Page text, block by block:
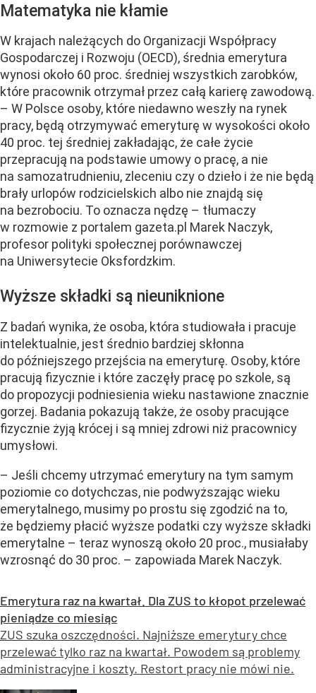
Matematyka nie kłamie
W krajach należących do Organizacji Współpracy
Gospodarczej i Rozwoju (OECD), średnia emerytura
wynosi około 60 proc. średniej wszystkich zarobków,
które pracownik otrzymał przez całą karierę zawodową.
– W Polsce osoby, które niedawno weszły na rynek
pracy, będą otrzymywać emeryturę w wysokości około
40 proc. tej średniej zakładając, że całe życie
przepracują na podstawie umowy o pracę, a nie
na samozatrudnieniu, zleceniu czy o dzieło i że nie będą
brały urlopów rodzicielskich albo nie znajdą się
na bezrobociu. To oznacza nędzę – tłumaczy
w rozmowie z portalem gazeta.pl Marek Naczyk,
profesor polityki społecznej porównawczej
na Uniwersytecie Oksfordzkim.
Wyższe składki są nieuniknione
Z badań wynika, że osoba, która studiowała i pracuje
intelektualnie, jest średnio bardziej skłonna
do późniejszego przejścia na emeryturę. Osoby, które
pracują fizycznie i które zaczęły pracę po szkole, są
do propozycji podniesienia wieku nastawione znacznie
gorzej. Badania pokazują także, że osoby pracujące
fizycznie żyją krócej i są mniej zdrowi niż pracownicy
umysłowi.
– Jeśli chcemy utrzymać emerytury na tym samym
poziomie co dotychczas, nie podwyższając wieku
emerytalnego, musimy po prostu się zgodzić na to,
że będziemy płacić wyższe podatki czy wyższe składki
emerytalne – teraz wynoszą około 20 proc., musiałaby
wzrosnąć do 30 proc. – zapowiada Marek Naczyk.
Emerytura raz na kwartał. Dla ZUS to kłopot przelewać
pieniądze co miesiąc
ZUS szuka oszczędności. Najniższe emerytury chce
przelewać tylko raz na kwartał. Powodem są problemy
administracyjne i koszty. Restort pracy nie mówi nie.